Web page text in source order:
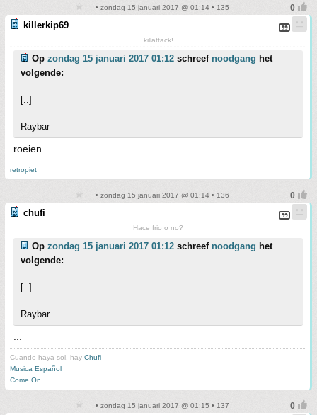
• zondag 15 januari 2017 @ 01:14 • 135
killerkip69
killattack!
Op zondag 15 januari 2017 01:12 schreef noodgang het
volgende:
[..]
Raybar
roeien
retropiet
• zondag 15 januari 2017 @ 01:14 • 136
chufi
Hace frio o no?
Op zondag 15 januari 2017 01:12 schreef noodgang het
volgende:
[..]
Raybar
Cuando haya sol, hay Chufi
Musica Español
Come On
• zondag 15 januari 2017 @ 01:15 • 137